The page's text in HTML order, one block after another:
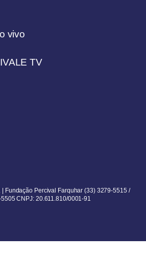
vivo
TV
Fundação Percival Farquhar (33) 3279-5515 /
CNPJ: 20.611.810/0001-91